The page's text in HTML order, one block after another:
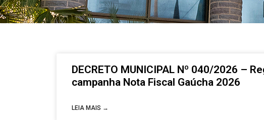
DECRETO MUNICIPAL Nº 040/2026 –
campanha Nota Fiscal Gaúcha 2026
LEIA MAIS →